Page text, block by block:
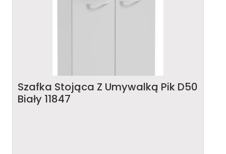
Szafka Stojąca Z Umywalką Pik D50
Biały 11847